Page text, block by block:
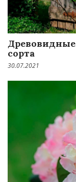
сорта
30.07.2021